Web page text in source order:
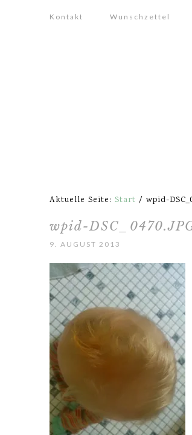
Kontakt Wunschzettel
Aktuelle Seite: Start / wpid-
wpid-
9. AUGUST 2013